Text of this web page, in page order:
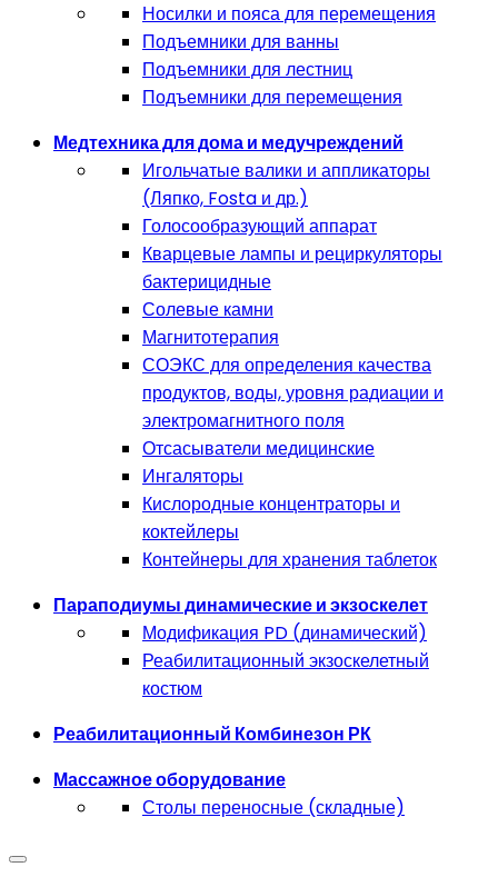
Носилки и пояса для перемещения
Подъемники для ванны
Подъемники для лестниц
Подъемники для перемещения
Медтехника для дома и медучреждений
Игольчатые валики и аппликаторы
(Ляпко, Fosta и др.)
Голосообразующий аппарат
Кварцевые лампы и рециркуляторы
бактерицидные
Солевые камни
Магнитотерапия
СОЭКС для определения качества
продуктов, воды, уровня радиации и
электромагнитного поля
Отсасыватели медицинские
Ингаляторы
Кислородные концентраторы и
коктейлеры
Контейнеры для хранения таблеток
Параподиумы динамические и экзоскелет
Модификация PD (динамический)
Реабилитационный экзоскелетный
костюм
Реабилитационный Комбинезон РК
Массажное оборудование
Столы переносные (складные)